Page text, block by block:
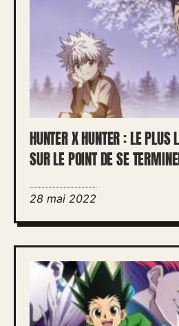
HUNTER X HUNTER : LE PLUS
SUR LE POINT DE SE
28 mai 2022